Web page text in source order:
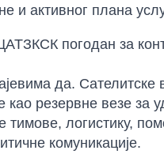
и активног плана
погодан за
да. Сателитске
као резервне везе за
тимове, логистику,
комуникације.